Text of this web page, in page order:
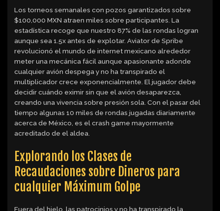
Los torneos semanales con pozos garantizados sobre
$100,000 MXN atraen miles sobre participantes. La
estadística recoge que nuestro 87% de las rondas logran
aunque sea 1.5x antes de explotar. Aviator de Spribe
revolucionó el mundo de internet mexicano alrededor
meter una mecánica fácil aunque apasionante adonde
cualquier avión despega y no ha transpirado el
multiplicador crece exponencialmente. El jugador debe
decidir cuándo eximir sin que el avión desaparezca,
creando una vivencia sobre presión sola. Con el pasar del
tiempo algunas 10 miles de rondas jugadas diariamente
acerca de México, es el crash game mayormente
acreditado de el aldea.
Explorando los Clases de
Recaudaciones sobre Dineros para
cualquier Máximum Golpe
Fuera del hielo, las patrocinios y no ha transpirado la